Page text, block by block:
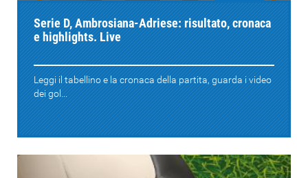
Serie D, Ambrosiana-Adriese: risultato, cronaca
e highlights. Live
Leggi il tabellino e la cronaca della partita, guarda i video
dei gol...